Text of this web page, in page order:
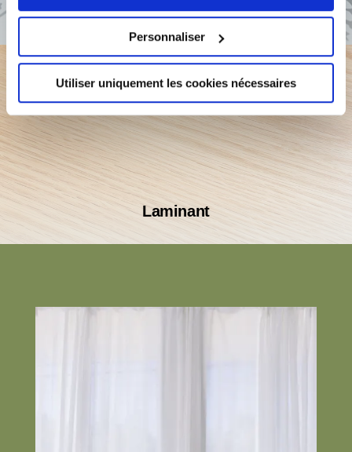
Personnaliser
Utiliser uniquement les cookies nécessaires
Tile
Laminant